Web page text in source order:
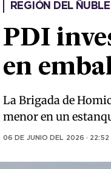
REGIÓN DEL ÑUBLE
PDI
en
La Brigada de
menor en un
06 DE JUNIO DEL 2026 · 22:52